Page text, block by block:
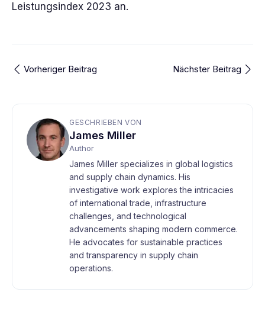
Leistungsindex 2023 an.
Vorheriger Beitrag Nächster Beitrag
GESCHRIEBEN VON
James Miller
Author
James Miller specializes in global logistics
and supply chain dynamics. His
investigative work explores the intricacies
of international trade, infrastructure
challenges, and technological
advancements shaping modern commerce.
He advocates for sustainable practices
and transparency in supply chain
operations.